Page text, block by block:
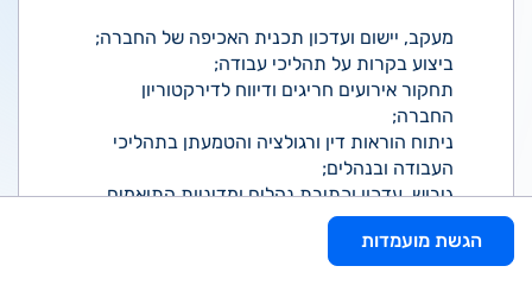
מעקב, יישום ועדכון תכנית האכיפה של החברה;
ביצוע בקרות על תהליכי עבודה;
תחקור אירועים חריגים ודיווח לדירקטוריון
החברה;
ניתוח הוראות דין ורגולציה והטמעתן בתהליכי
העבודה ובנהלים;
גיבוש, עדכון וכתיבת נהלים ומדיניות התואמים
להוראות הרגולציה;
דיווחים שוטפים לדירקטוריון החברה ולוועדותיו;
הדרכות על נהלי החברה השונים לכלל עובדי
הגשת מועמדות